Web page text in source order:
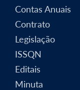
Contas Anuais
Contrato
Legislação
ISSQN
Editais
Minuta